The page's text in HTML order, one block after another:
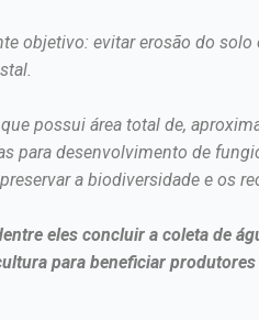
objetivo: evitar erosão do
possui área total de,
para desenvolvimento de
a biodiversidade e os
eles concluir a coleta de
para beneficiar